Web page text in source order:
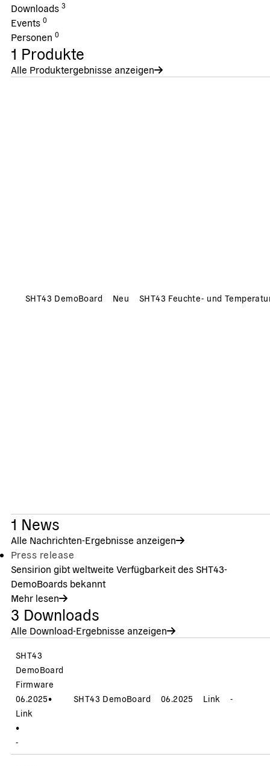
Downloads 3
Events 0
Personen 0
1 Produkte
Alle Produktergebnisse anzeigen
SHT43 DemoBoard Neu SHT43 Feuchte- und
1 News
Alle Nachrichten-Ergebnisse anzeigen
Press release
Sensirion gibt weltweite Verfügbarkeit des SHT43-
DemoBoards bekannt
Mehr lesen
3 Downloads
Alle Download-Ergebnisse anzeigen
SHT43
DemoBoard
Firmware
06.2025•
Link
•
-
SHT43 DemoBoard 06.2025 Link -